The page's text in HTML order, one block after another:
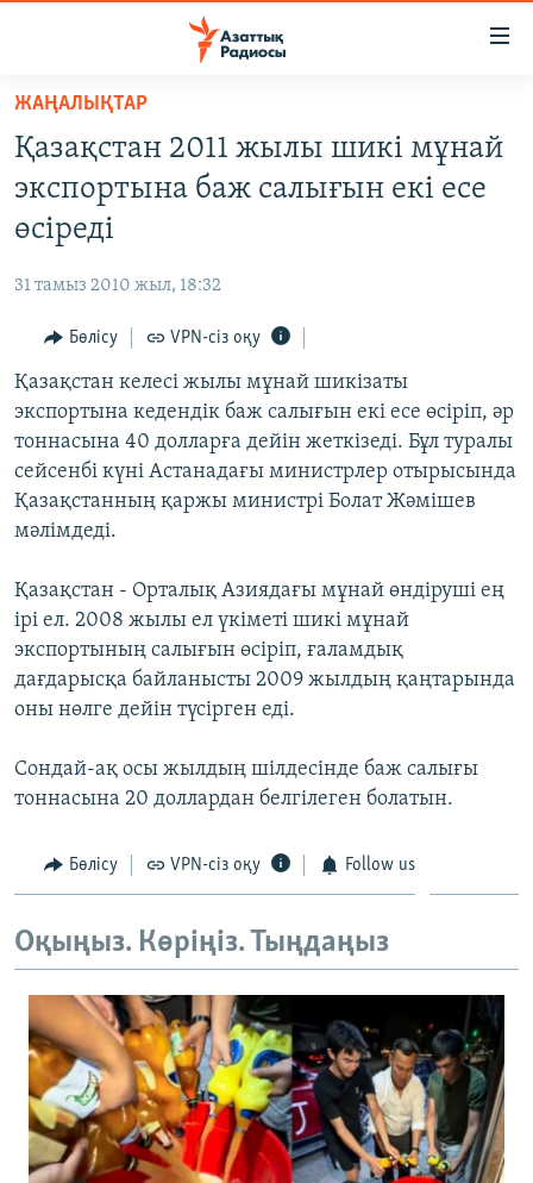
Skip
main
content
main
Search
САЯСАТ
AZATTYQTV
АДАМ ҚҰҚЫҚТАРЫ
ӘЛЕУМЕТ
ӘЛЕМ
АРНАЙЫ ЖОБАЛАР
Русский
Басқа тілдерде
ЖАҢАЛЫҚТАР
Қазақстан 2011 жылы шикі мұнай
экспортына баж салығын екі есе
өсіреді
31 тамыз 2010 жыл, 18:32
Бөлісу VPN-сіз оқу
Қазақстан келесі жылы мұнай шикізаты
экспортына кедендік баж салығын екі есе өсіріп, әр
тоннасына 40 долларға дейін жеткізеді. Бұл туралы
сейсенбі күні Астанадағы министрлер отырысында
Қазақстанның қаржы министрі Болат Жәмішев
мәлімдеді.
Қазақстан - Орталық Азиядағы мұнай өндіруші ең
ірі ел. 2008 жылы ел үкіметі шикі мұнай
экспортының салығын өсіріп, ғаламдық
дағдарысқа байланысты 2009 жылдың қаңтарында
оны нөлге дейін түсірген еді.
Сондай-ақ осы жылдың шілдесінде баж салығы
тоннасына 20 доллардан белгілеген болатын.
Бөлісу VPN-сіз оқу Follow us
Оқыңыз. Көріңіз. Тыңдаңыз